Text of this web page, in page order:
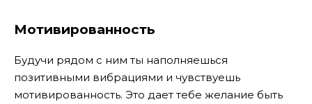
Мотивированность
Будучи рядом с ним ты наполняешься
позитивными вибрациями и чувствуешь
мотивированность. Это дает тебе желание быть